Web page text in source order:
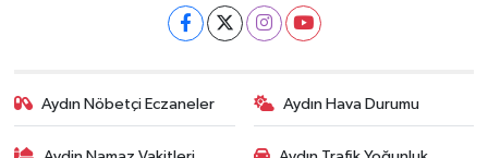
Aydın Nöbetçi Eczaneler Aydın Hava Durumu